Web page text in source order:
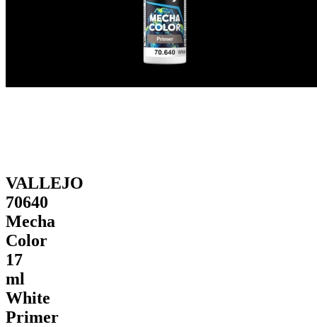
VALLEJO
70640
Mecha
Color
17
ml
White
Primer